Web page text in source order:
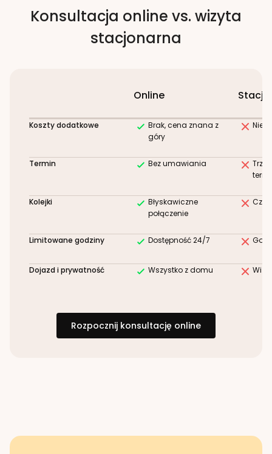
Konsultacja online vs. wizyta
stacjonarna
Online
Koszty dodatkowe
Brak, cena znana z
góry
Termin Bez umawiania
Kolejki
Błyskawiczne
połączenie
Limitowane godziny Dostępność 24/7
Dojazd i prywatność Wszystko z domu
Rozpocznij konsultację online